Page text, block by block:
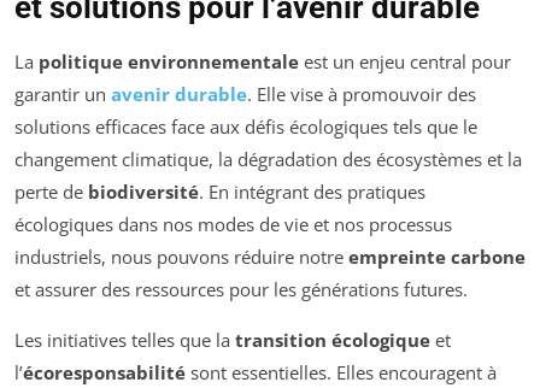
et solutions pour l’avenir durable
La politique environnementale est un enjeu central pour
garantir un avenir durable. Elle vise à promouvoir des
solutions efficaces face aux défis écologiques tels que le
changement climatique, la dégradation des écosystèmes et la
perte de biodiversité. En intégrant des pratiques
écologiques dans nos modes de vie et nos processus
industriels, nous pouvons réduire notre empreinte carbone
et assurer des ressources pour les générations futures.
Les initiatives telles que la transition écologique et
l’écoresponsabilité sont essentielles. Elles encouragent à